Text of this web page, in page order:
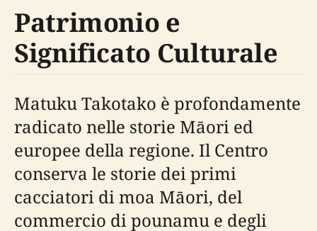
Patrimonio e
Significato Culturale
Matuku Takotako è profondamente
radicato nelle storie Māori ed
europee della regione. Il Centro
conserva le storie dei primi
cacciatori di moa Māori, del
commercio di pounamu e degli